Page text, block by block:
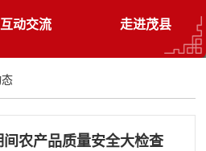
互动交流 走进茂县
间农产品质量安全大检查